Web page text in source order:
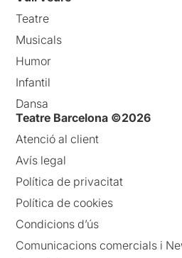
Teatre
Musicals
Humor
Infantil
Dansa
Teatre Barcelona ©2026
Atenció al client
Avís legal
Política de privacitat
Política de cookies
Condicions d’ús
Comunicacions comercials i